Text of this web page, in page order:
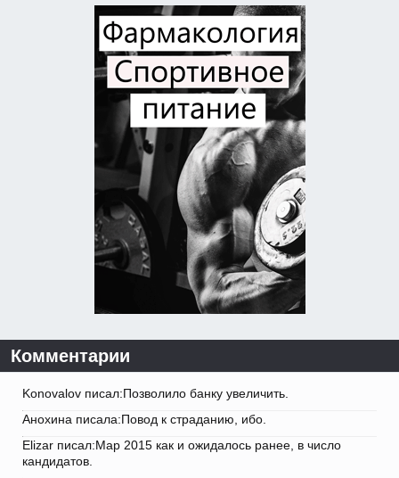
Комментарии
Konovalov писал:Позволило банку увеличить.
Анохина писала:Повод к страданию, ибо.
Elizar писал:Мар 2015 как и ожидалось ранее, в число
кандидатов.